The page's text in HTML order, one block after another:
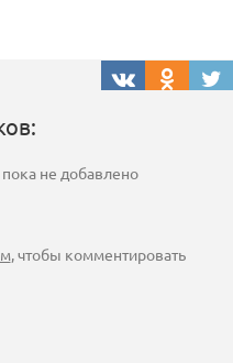
не добавлено
, чтобы комментировать